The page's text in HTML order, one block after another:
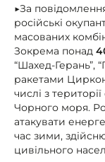
▶За
російські
масованих
Зокрема понад
“Шахед-Герань”,
ракетами
числі з
Чорного моря.
атакувати
час зими,
цивільного